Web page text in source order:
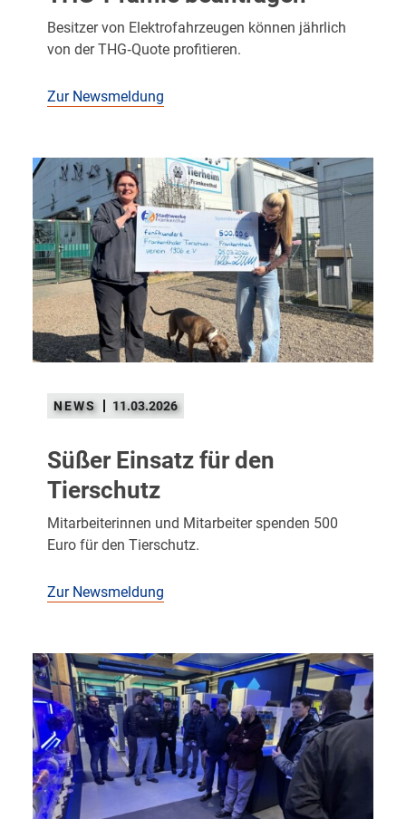
Besitzer von Elektrofahrzeugen können jährlich
von der THG‑Quote profitieren.
Zur Newsmeldung
Süßer Einsatz für den
Tierschutz
Mitarbeiterinnen und Mitarbeiter spenden 500
Euro für den Tierschutz.
11.03.2026
Zur Newsmeldung